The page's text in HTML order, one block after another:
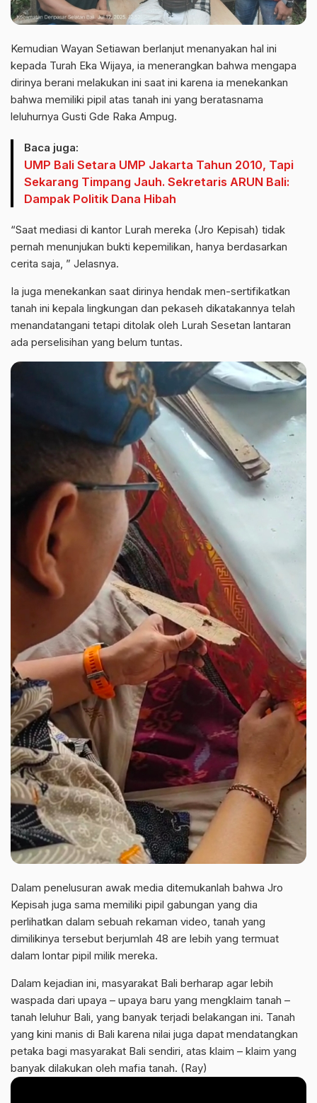
Kemudian Wayan Setiawan berlanjut menanyakan hal ini
kepada Turah Eka Wijaya, ia menerangkan bahwa mengapa
dirinya berani melakukan ini saat ini karena ia menekankan
bahwa memiliki pipil atas tanah ini yang beratasnama
leluhurnya Gusti Gde Raka Ampug.
Baca juga:
UMP Bali Setara UMP Jakarta Tahun 2010, Tapi
Sekarang Timpang Jauh. Sekretaris ARUN Bali:
Dampak Politik Dana Hibah
“Saat mediasi di kantor Lurah mereka (Jro Kepisah) tidak
pernah menunjukan bukti kepemilikan, hanya berdasarkan
cerita saja, ” Jelasnya.
Ia juga menekankan saat dirinya hendak men-sertifikatkan
tanah ini kepala lingkungan dan pekaseh dikatakannya telah
menandatangani tetapi ditolak oleh Lurah Sesetan lantaran
ada perselisihan yang belum tuntas.
Dalam penelusuran awak media ditemukanlah bahwa Jro
Kepisah juga sama memiliki pipil gabungan yang dia
perlihatkan dalam sebuah rekaman video, tanah yang
dimilikinya tersebut berjumlah 48 are lebih yang termuat
dalam lontar pipil milik mereka.
Dalam kejadian ini, masyarakat Bali berharap agar lebih
waspada dari upaya – upaya baru yang mengklaim tanah –
tanah leluhur Bali, yang banyak terjadi belakangan ini. Tanah
yang kini manis di Bali karena nilai juga dapat mendatangkan
petaka bagi masyarakat Bali sendiri, atas klaim – klaim yang
banyak dilakukan oleh mafia tanah. (Ray)